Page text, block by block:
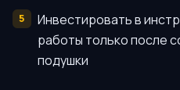
Инвестировать в
работы только после
подушки